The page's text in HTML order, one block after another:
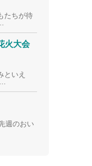
たちが待
火大会
といえ
…
週のおい